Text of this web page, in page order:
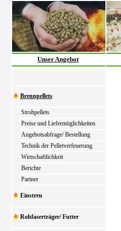
Unser Angebot
Brennpellets
Strohpellets
Preise und Liefermöglichkeiten
Angebotsabfrage/ Bestellung
Technik der Pelletverfeuerung
Wirtschaftlichkeit
Berichte
Partner
Einstreu
Rohfaserträger/ Futter